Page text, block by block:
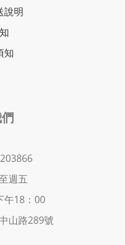
說明
知
週五
午18：00
山路289號